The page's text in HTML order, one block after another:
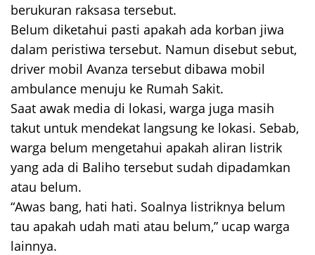
berukuran raksasa tersebut.
Belum diketahui pasti apakah ada korban jiwa
dalam peristiwa tersebut. Namun disebut sebut,
driver mobil Avanza tersebut dibawa mobil
ambulance menuju ke Rumah Sakit.
Saat awak media di lokasi, warga juga masih
takut untuk mendekat langsung ke lokasi. Sebab,
warga belum mengetahui apakah aliran listrik
yang ada di Baliho tersebut sudah dipadamkan
atau belum.
“Awas bang, hati hati. Soalnya listriknya belum
tau apakah udah mati atau belum,” ucap warga
lainnya.